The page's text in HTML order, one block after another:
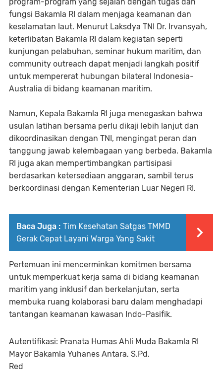
fungsi Bakamla RI dalam menjaga keamanan dan
keselamatan laut. Menurut Laksdya TNI Dr. Irvansyah,
keterlibatan Bakamla RI dalam kegiatan seperti
kunjungan pelabuhan, seminar hukum maritim, dan
community outreach dapat menjadi langkah positif
untuk mempererat hubungan bilateral Indonesia-
Australia di bidang keamanan maritim.
Namun, Kepala Bakamla RI juga menegaskan bahwa
usulan latihan bersama perlu dikaji lebih lanjut dan
dikoordinasikan dengan TNI, mengingat peran dan
tanggung jawab kelembagaan yang berbeda. Bakamla
RI juga akan mempertimbangkan partisipasi
berdasarkan ketersediaan anggaran, sambil terus
berkoordinasi dengan Kementerian Luar Negeri RI.
Baca Juga : Tim Kesehatan Satgas TMMD
Gerak Cepat Layani Warga Yang Sakit
Pertemuan ini mencerminkan komitmen bersama
untuk memperkuat kerja sama di bidang keamanan
maritim yang inklusif dan berkelanjutan, serta
membuka ruang kolaborasi baru dalam menghadapi
tantangan keamanan kawasan Indo-Pasifik.
Autentifikasi: Pranata Humas Ahli Muda Bakamla RI
Mayor Bakamla Yuhanes Antara, S.Pd.
Red